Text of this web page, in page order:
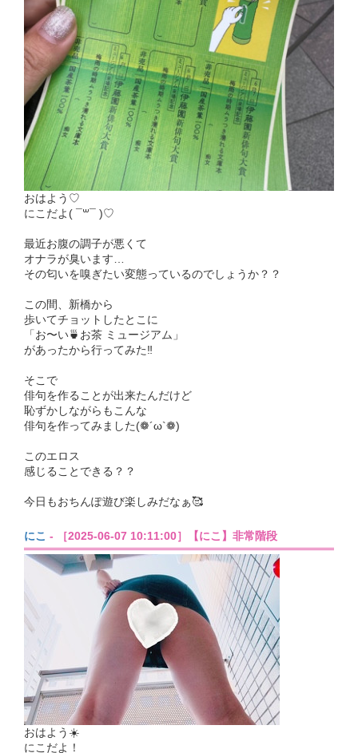
おはよう♡
にこだよ( ¯꒳¯ )♡
最近お腹の調子が悪くて
オナラが臭います…
その匂いを嗅ぎたい変態っているのでしょうか？？
この間、新橋から
歩いてチョットしたとこに
「お〜い🍵お茶 ミュージアム」
があったから行ってみた‼️
そこで
俳句を作ることが出来たんだけど
恥ずかしながらもこんな
俳句を作ってみました(❁´ω`❁)
このエロス
感じることできる？？
今日もおちんぽ遊び楽しみだなぁ🥰
にこ - ［2025-06-07 10:11:00］【にこ】非常階段
おはよう☀️
にこだよ！